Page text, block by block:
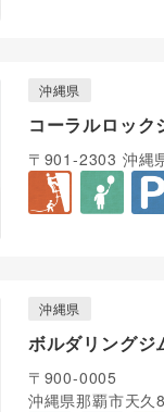
沖縄県
コーラルロック
〒901-2303 沖縄
沖縄県
ボルダリングジ
〒900-0005
沖縄県那覇市天久